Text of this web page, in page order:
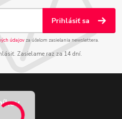
Prihlásiť sa
údajov za účelom zasielania newslettera.
Zasielame raz za 14 dní.